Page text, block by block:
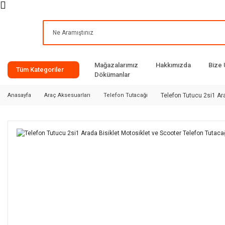
Tüm Kategoriler
Mağazalarımız Hakkımızda Bize
Dökümanlar
Anasayfa Araç Aksesuarları Telefon Tutacağı Telefon Tutucu 2si1